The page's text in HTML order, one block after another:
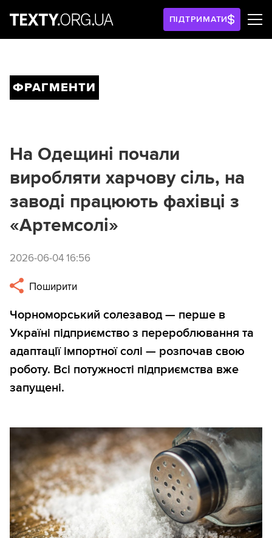
ПІДТРИМАТИ
ФРАГМЕНТИ
На Одещині почали
виробляти харчову сіль, на
заводі працюють фахівці з
«Артемсолі»
2026-06-04 16:56
Поширити
Чорноморський солезавод — перше в
Україні підприємство з перероблювання та
адаптації імпортної солі — розпочав свою
роботу. Всі потужності підприємства вже
запущені.